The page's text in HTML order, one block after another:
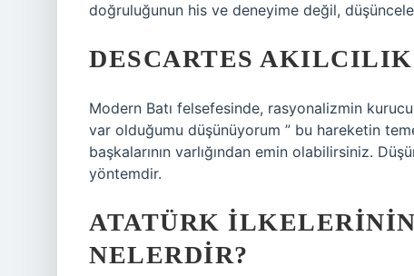
doğruluğunun his ve deneyime değil,
DESCARTES
Modern Batı felsefesinde, rasyonalizmin
var olduğumu düşünüyorum ” bu hareketin
başkalarının varlığından emin olabilirsiniz.
yöntemdir.
ATATÜRK
NELERDIR?